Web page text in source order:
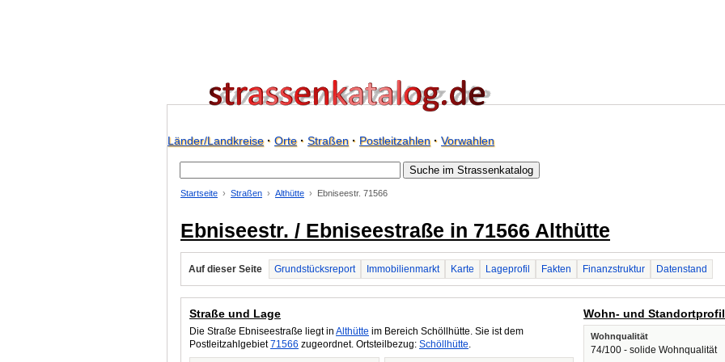
Länder/Landkreise· Orte· Straßen· Postleitzahlen· Vorwahlen
Startseite Straßen Althütte Ebniseestr. 71566
Ebniseestr. / Ebniseestraße in 71566 Althütte
Auf dieser Seite Grundstücksreport Immobilienmarkt Karte Lageprofil Fakten Finanzstruktur Datenstand
Straße und Lage
Die Straße Ebniseestraße liegt in Althütte im Bereich Schöllhütte. Sie ist dem
Postleitzahlgebiet71566 zugeordnet. Ortsteilbezug: Schöllhütte.
Wohn- und Standortprofil
Wohnqualität
74/100 - solide Wohnqualität